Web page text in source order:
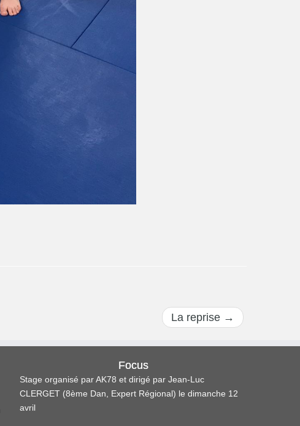
La reprise →
Focus
Stage organisé par AK78 et dirigé par Jean-Luc
CLERGET (8ème Dan, Expert Régional) le dimanche 12
avril